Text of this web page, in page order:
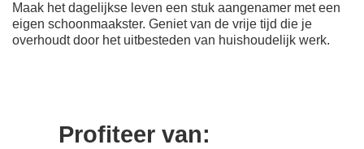
Maak het dagelijkse leven een stuk aangenamer met een
eigen schoonmaakster. Geniet van de vrije tijd die je
overhoudt door het uitbesteden van huishoudelijk werk.
Profiteer van: